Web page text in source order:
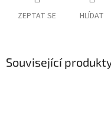
ZEPTAT SE HLÍDAT
Související